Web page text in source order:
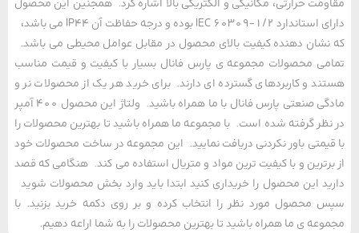
حرارتی، مکانیکی و الکتریکی بالا اشاره کرد. همجنین این محصول
دارای استاندارد IEC 60309-1/2 بوده و درجه حفاظت آن IP44 می باشد،
دهنده کیفیت بالای محصول در مقابل عوامل محیطی می باشد.
محصولات مجموعه ی پارس فانال بسیار با کیفیت و قیمت مناسب
و کاربردهای گسترده ای دارند. برای خرید هر یک از محصولات نر و
مادگی صنعتی پارس فانال با ما همراه باشید. ولتاژ این محصول 400 آمپر
گرفته شده است. با مجموعه ما همراه باشید تا بهترین محصولات را
باور نکردنی دریافت نمایید. این مجموعه در ساخت محصولات خود
و با کیفیت ترین مواد و متریال استفاده می کند. هنگامی که قصد
این محصول را خریداری کنید ابتدا باید وارد بخش محصولات شوید
محصول مورد نظر را انتخاب کرده و بر روی دکمه خرید بزنید. با
ی ما همراه باشید تا بهترین محصولات را به شما اراعه دهیم.